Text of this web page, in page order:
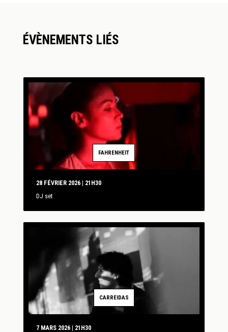
ÉVÈNEMENTS LIÉS
FAHRENHEIT
28 FÉVRIER 2026 | 21H30
DJ set
CARREIDAS
7 MARS 2026 | 21H30